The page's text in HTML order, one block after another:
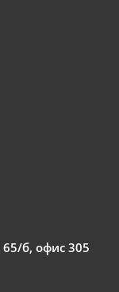
б, офис 305